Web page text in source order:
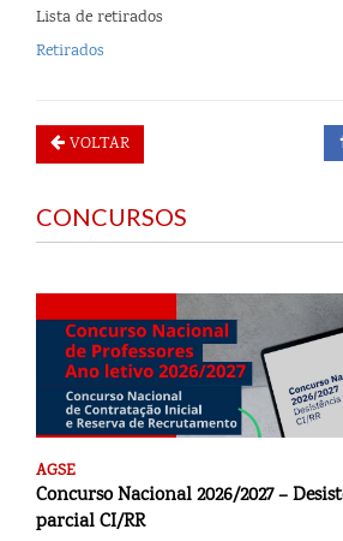
Lista de retirados
Retirados
VOLTAR
CONCURSOS
AGSE
Concurso Nacional 2026/2027 –
parcial CI/RR